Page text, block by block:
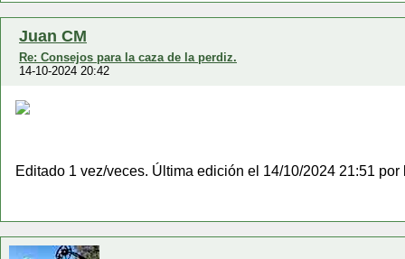
Juan CM
Re: Consejos para la caza de la perdiz.
14-10-2024 20:42
Editado 1 vez/veces. Última edición el 14/10/2024 21:51 por